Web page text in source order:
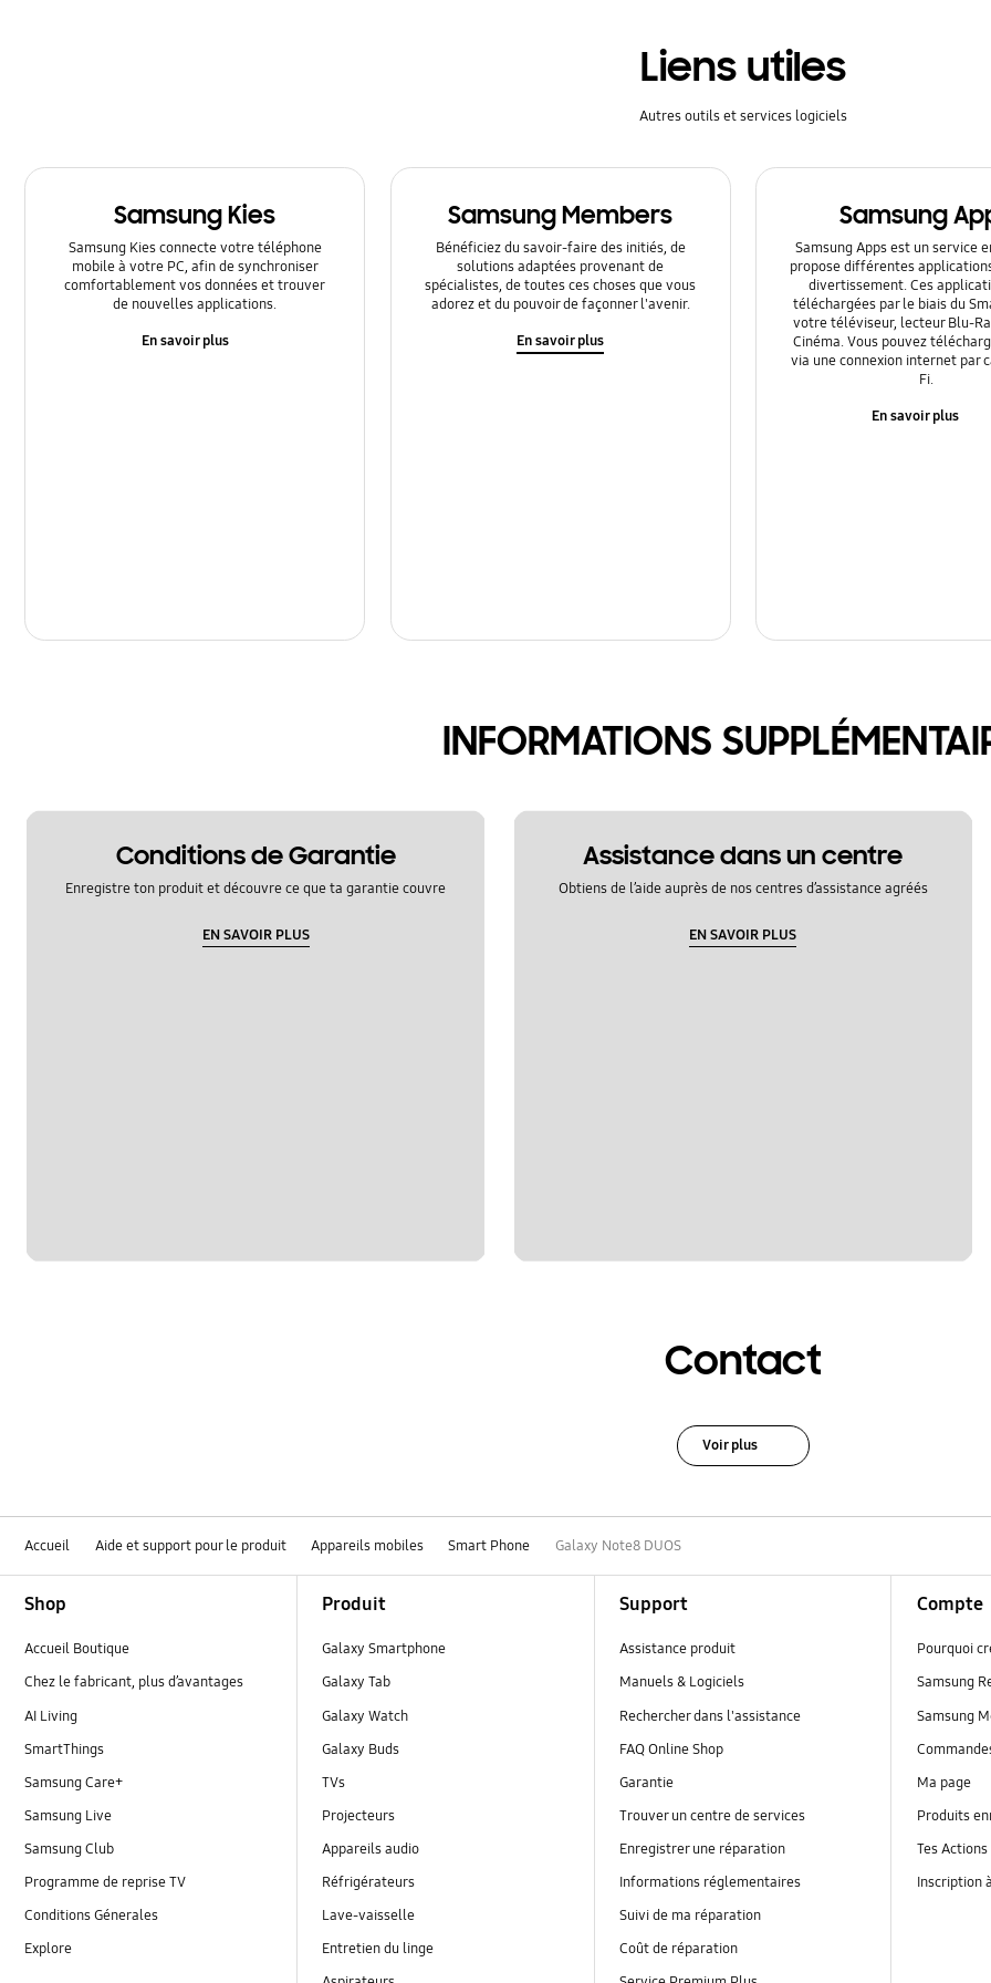
Samsung Apps
Sauvegarde et Réinitialisation (restauration)
Utilisation
Liens utiles
Autres outils et services logiciels
Samsung Kies
Samsung Kies connecte votre téléphone
mobile à votre PC, afin de synchroniser
comfortablement vos données et trouver
de nouvelles applications.
En savoir plus
Samsung Members
Bénéficiez du savoir-faire des initiés, de
solutions adaptées provenant de
spécialistes, de toutes ces choses que vous
adorez et du pouvoir de façonner l'avenir.
En savoir plus
Samsung
Samsung Apps est un service
propose différentes
divertissement. Ces
téléchargées par le biais du
votre téléviseur, lecteur Blu-
Cinéma. Vous pouvez
via une connexion internet par
Fi.
En savoir plus
INFORMATIONS
Conditions de Garantie
Enregistre ton produit et découvre ce que ta garantie couvre
EN SAVOIR PLUS
Assistance dans un centre
Obtiens de l’aide auprès de nos centres d’assistance agréés
EN SAVOIR PLUS
Contact
Voir plus
Accueil Aide et support pour le produit Appareils mobiles Smart Phone Galaxy Note8 DUOS
Shop
Accueil Boutique
Chez le fabricant, plus d’avantages
AI Living
SmartThings
Samsung Care+
Samsung Live
Samsung Club
Programme de reprise TV
Conditions Génerales
Explore
Produit
Galaxy Smartphone
Galaxy Tab
Galaxy Watch
Galaxy Buds
TVs
Projecteurs
Appareils audio
Réfrigérateurs
Lave-vaisselle
Entretien du linge
Support
Assistance produit
Manuels & Logiciels
Rechercher dans l'assistance
FAQ Online Shop
Garantie
Trouver un centre de services
Enregistrer une réparation
Informations réglementaires
Suivi de ma réparation
Coût de réparation
Compte
Pourquoi
Samsung
Samsung
Ma page
Produits
Tes Actions
Inscription